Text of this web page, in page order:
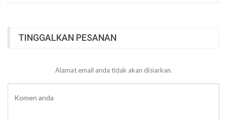
TINGGALKAN PESANAN
Alamat email anda tidak akan disiarkan.